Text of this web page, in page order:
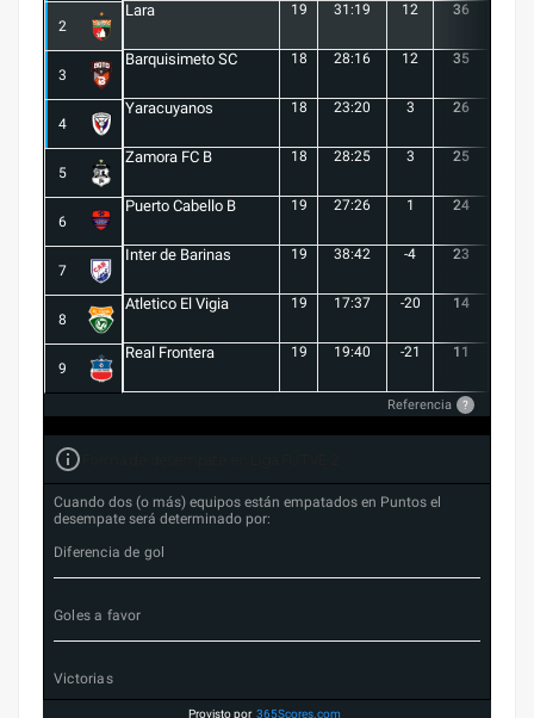
2
Lara 19 31:19 12 36
3
Barquisimeto SC 18 28:16 12 35
4
Yaracuyanos 18 23:20 3 26
5
Zamora FC B 18 28:25 3 25
6
Puerto Cabello B 19 27:26 1 24
7
Inter de Barinas 19 38:42 -4 23
8
Atletico El Vigia 19 17:37 -20 14
9
Real Frontera 19 19:40 -21 11
Referencia ?
Cuando dos (o más) equipos están empatados en Puntos el
desempate será determinado por:
Diferencia de gol
Goles a favor
Victorias
Provisto por 365Scores.com